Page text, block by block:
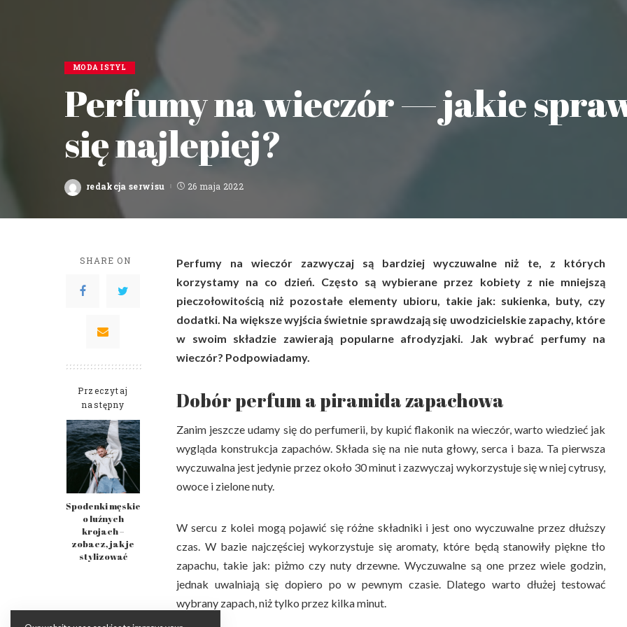
MODA I STYL
Perfumy na wieczór — jakie
się najlepiej?
Posted
redakcja serwisu 26 maja 2022
SHARE ON
Przeczytaj
następny
Spodenki męskie
o luźnych
krojach –
zobacz, jak je
stylizować
Perfumy na wieczór zazwyczaj są bardziej wyczuwalne niż te, z których
korzystamy na co dzień. Często są wybierane przez kobiety z nie mniejszą
pieczołowitością niż pozostałe elementy ubioru, takie jak: sukienka, buty, czy
dodatki. Na większe wyjścia świetnie sprawdzają się uwodzicielskie zapachy, które
w swoim składzie zawierają popularne afrodyzjaki. Jak wybrać perfumy na
wieczór? Podpowiadamy.
Dobór perfum a piramida zapachowa
Zanim jeszcze udamy się do perfumerii, by kupić flakonik na wieczór, warto wiedzieć jak
wygląda konstrukcja zapachów. Składa się na nie nuta głowy, serca i baza. Ta pierwsza
wyczuwalna jest jedynie przez około 30 minut i zazwyczaj wykorzystuje się w niej cytrusy,
owoce i zielone nuty.
W sercu z kolei mogą pojawić się różne składniki i jest ono wyczuwalne przez dłuższy
czas. W bazie najczęściej wykorzystuje się aromaty, które będą stanowiły piękne tło
zapachu, takie jak: piżmo czy nuty drzewne. Wyczuwalne są one przez wiele godzin,
jednak uwalniają się dopiero po w pewnym czasie. Dlatego warto dłużej testować
wybrany zapach, niż tylko przez kilka minut.